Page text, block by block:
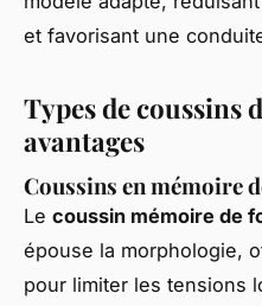
et favorisant une
Types de coussins
avantages
Coussins en mémoire
Le coussin mémoire de
épouse la morphologie,
pour limiter les tensions